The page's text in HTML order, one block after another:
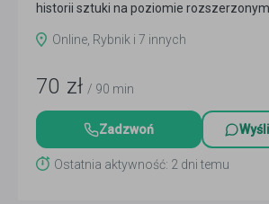
historii sztuki na poziomie rozszerzonym
Online, Rybnik i 7 innych
70 zł / 90 min
Zadzwoń
Ostatnia aktywność: 2 dni temu